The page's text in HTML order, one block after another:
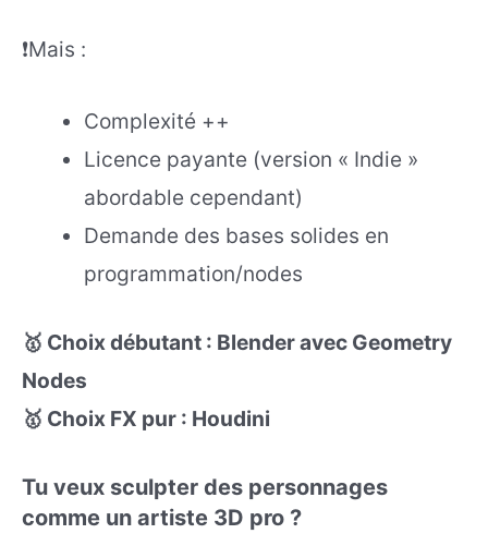
❗Mais :
Complexité ++
Licence payante (version « Indie »
abordable cependant)
Demande des bases solides en
programmation/nodes
🥇 Choix débutant : Blender avec Geometry
Nodes
🥇 Choix FX pur : Houdini
Tu veux sculpter des personnages
comme un artiste 3D pro ?